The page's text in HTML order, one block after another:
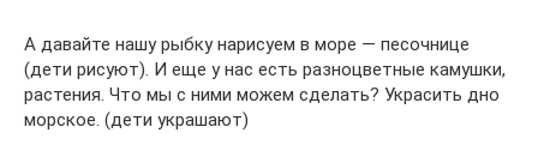
А давайте нашу рыбку нарисуем в море — песочнице
(дети рисуют). И еще у нас есть разноцветные камушки,
растения. Что мы с ними можем сделать? Украсить дно
морское. (дети украшают)